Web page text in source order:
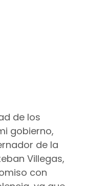
de los
gobierno,
de la
Villegas,
con